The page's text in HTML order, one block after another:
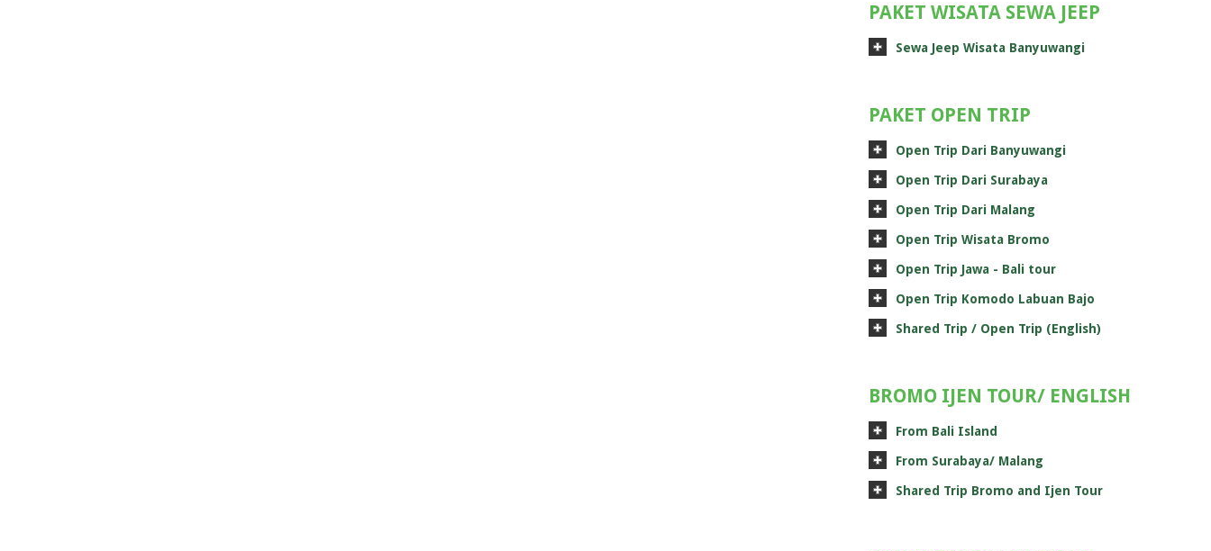
PAKET WISATA SEWA JEEP
Sewa Jeep Wisata Banyuwangi
PAKET OPEN TRIP
Open Trip Dari Banyuwangi
Open Trip Dari Surabaya
Open Trip Dari Malang
Open Trip Wisata Bromo
Open Trip Jawa - Bali tour
Open Trip Komodo Labuan Bajo
Shared Trip / Open Trip (English)
BROMO IJEN TOUR/ ENGLISH
From Bali Island
From Surabaya/ Malang
Shared Trip Bromo and Ijen Tour